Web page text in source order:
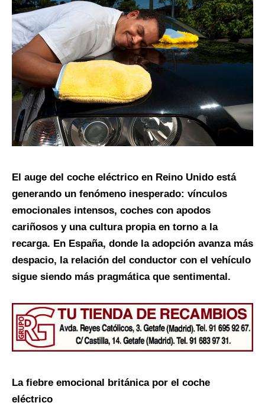
El auge del coche eléctrico en Reino Unido está
generando un fenómeno inesperado: vínculos
emocionales intensos, coches con apodos
cariñosos y una cultura propia en torno a la
recarga. En España, donde la adopción avanza más
despacio, la relación del conductor con el vehículo
sigue siendo más pragmática que sentimental.
La fiebre emocional británica por el coche
eléctrico